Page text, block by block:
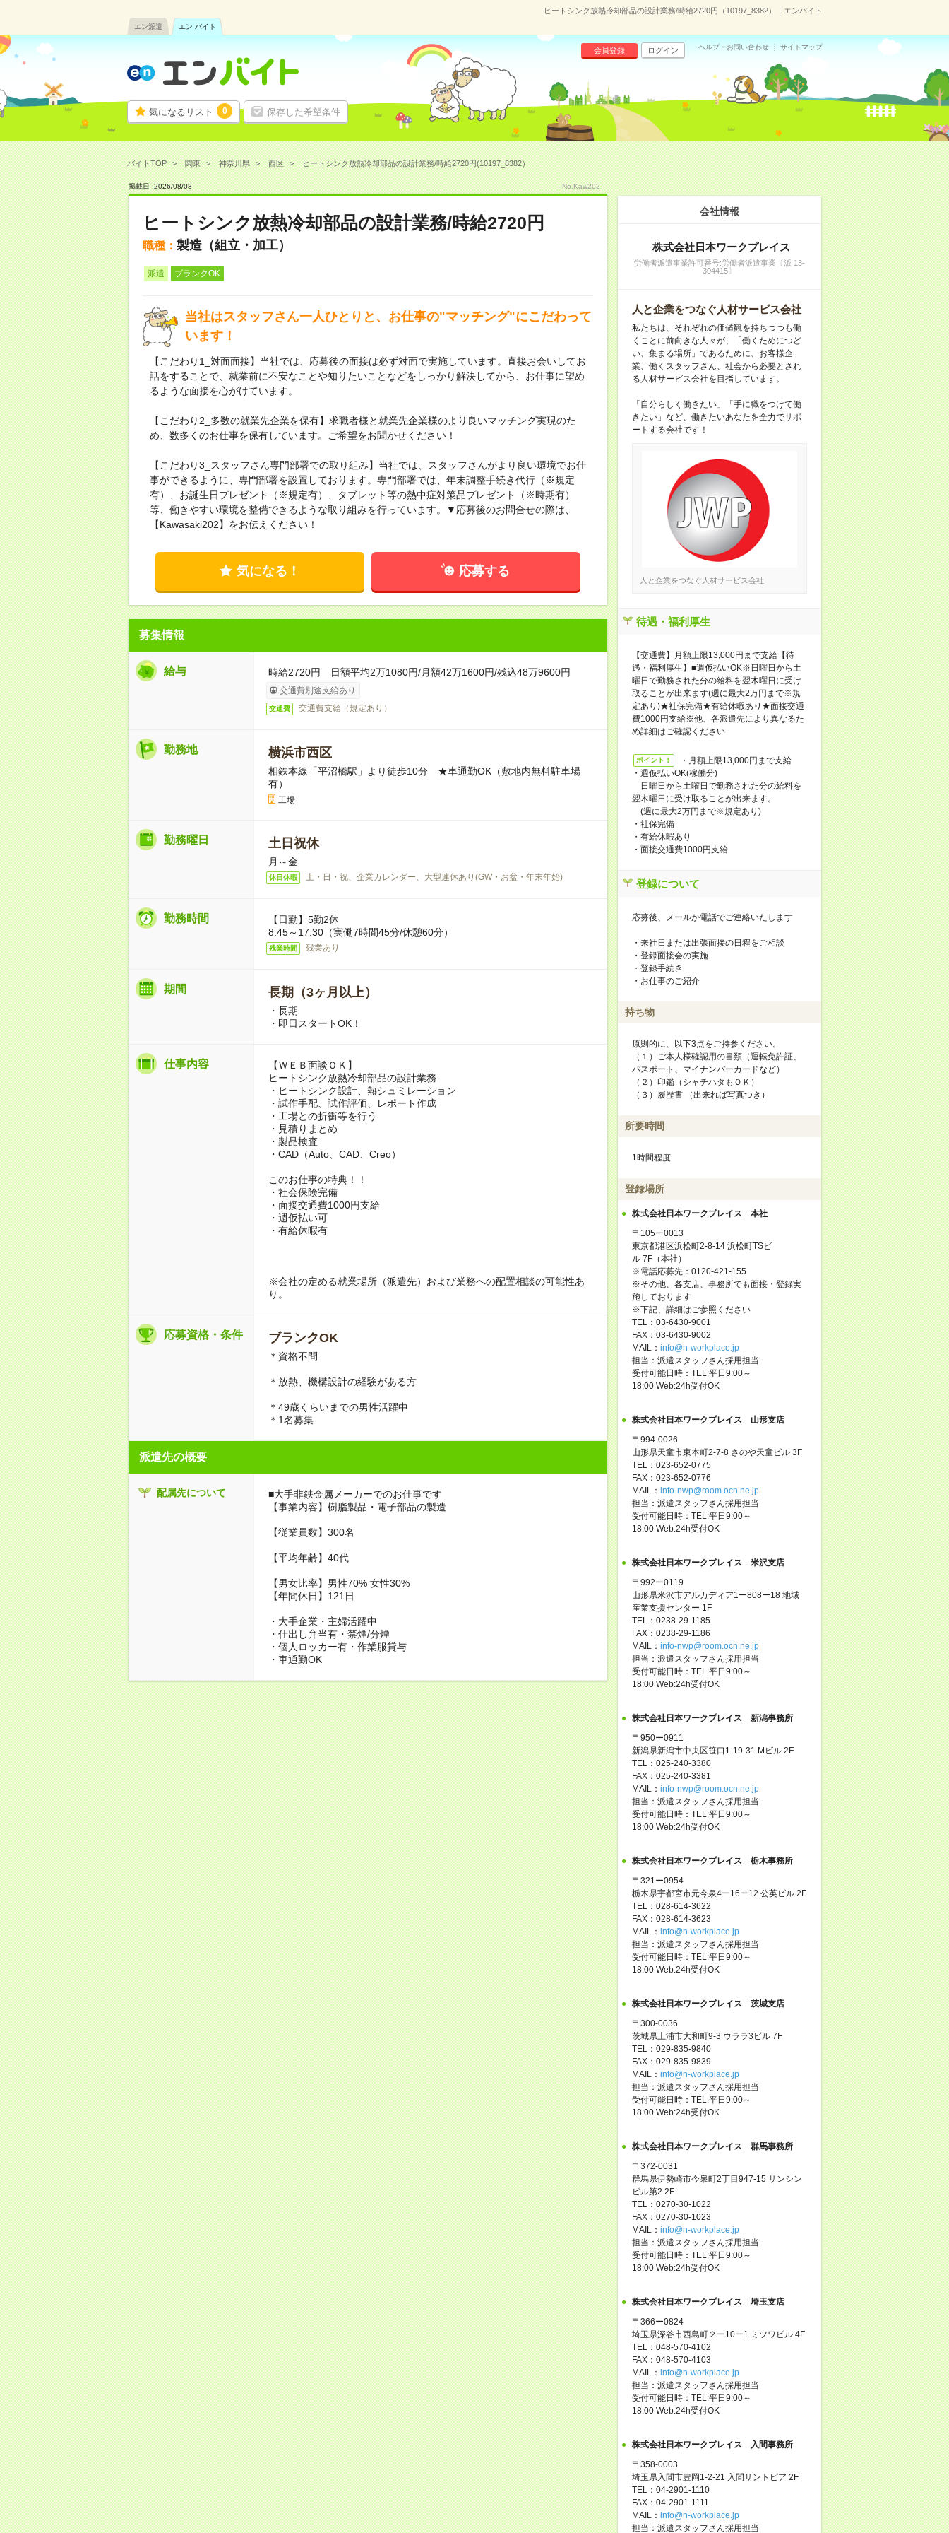
ヒートシンク放熱冷却部品の設計業務/時給2720円（10197_8382）｜エンバイト
エン派遣 エン バイト
気になるリスト 0 保存した希望条件
会員登録 ログイン ヘルプ・お問い合わせ サイトマップ
バイトTOP 関東 神奈川県 西区 ヒートシンク放熱冷却部品の設計業務/時給2720円(10197_8382）
掲載日 :2026/08/08 No.Kaw202
ヒートシンク放熱冷却部品の設計業務/時給2720円
職種： 製造（組立・加工）
派遣 ブランクOK
当社はスタッフさん一人ひとりと、お仕事の"マッチング"にこだわって
います！
【こだわり1_対面面接】当社では、応募後の面接は必ず対面で実施しています。直接お会いしてお
話をすることで、就業前に不安なことや知りたいことなどをしっかり解決してから、お仕事に望め
るような面接を心がけています。
【こだわり2_多数の就業先企業を保有】求職者様と就業先企業様のより良いマッチング実現のた
め、数多くのお仕事を保有しています。ご希望をお聞かせください！
【こだわり3_スタッフさん専門部署での取り組み】当社では、スタッフさんがより良い環境でお仕
事ができるように、専門部署を設置しております。専門部署では、年末調整手続き代行（※規定
有）、お誕生日プレゼント（※規定有）、タブレット等の熱中症対策品プレゼント（※時期有）
等、働きやすい環境を整備できるような取り組みを行っています。▼応募後のお問合せの際は、
【Kawasaki202】をお伝えください！
気になる！ 応募する
募集情報
給与 時給2720円 日額平均2万1080円/月額42万1600円/残込48万9600円
交通費別途支給あり
交通費 交通費支給（規定あり）
勤務地 横浜市西区
相鉄本線「平沼橋駅」より徒歩10分 ★車通勤OK（敷地内無料駐車場
有）
工場
勤務曜日 土日祝休
月～金
休日休暇 土・日・祝、企業カレンダー、大型連休あり(GW・お盆・年末年始)
勤務時間
【日勤】5勤2休
8:45～17:30（実働7時間45分/休憩60分）
残業時間 残業あり
期間 長期（3ヶ月以上）
・長期
・即日スタートOK！
仕事内容
【ＷＥＢ面談ＯＫ】
ヒートシンク放熱冷却部品の設計業務
・ヒートシンク設計、熱シュミレーション
・試作手配、試作評価、レポート作成
・工場との折衝等を行う
・見積りまとめ
・製品検査
・CAD（Auto、CAD、Creo）
このお仕事の特典！！
・社会保険完備
・面接交通費1000円支給
・週仮払い可
・有給休暇有
※会社の定める就業場所（派遣先）および業務への配置相談の可能性あ
り。
応募資格・条件 ブランクOK
＊資格不問
＊放熱、機構設計の経験がある方
＊49歳くらいまでの男性活躍中
＊1名募集
派遣先の概要
配属先について
■大手非鉄金属メーカーでのお仕事です
【事業内容】樹脂製品・電子部品の製造
【従業員数】300名
【平均年齢】40代
【男女比率】男性70% 女性30%
【年間休日】121日
・大手企業・主婦活躍中
・仕出し弁当有・禁煙/分煙
・個人ロッカー有・作業服貸与
・車通勤OK
会社情報
株式会社日本ワークプレイス
労働者派遣事業許可番号:労働者派遣事業〔派 13-
304415〕
人と企業をつなぐ人材サービス会社
私たちは、それぞれの価値観を持ちつつも働
くことに前向きな人々が、「働くためにつど
い、集まる場所」であるために、お客様企
業、働くスタッフさん、社会から必要とされ
る人材サービス会社を目指しています。
「自分らしく働きたい」「手に職をつけて働
きたい」など、働きたいあなたを全力でサポ
ートする会社です！
人と企業をつなぐ人材サービス会社
待遇・福利厚生
【交通費】月額上限13,000円まで支給【待
遇・福利厚生】■週仮払いOK※日曜日から土
曜日で勤務された分の給料を翌木曜日に受け
取ることが出来ます(週に最大2万円まで※規
定あり)★社保完備★有給休暇あり★面接交通
費1000円支給※他、各派遣先により異なるた
め詳細はご確認ください
ポイント！
・月額上限13,000円まで支給
・週仮払いOK(稼働分)
日曜日から土曜日で勤務された分の給料を
翌木曜日に受け取ることが出来ます。
(週に最大2万円まで※規定あり)
・社保完備
・有給休暇あり
・面接交通費1000円支給
登録について
応募後、メールか電話でご連絡いたします
・来社日または出張面接の日程をご相談
・登録面接会の実施
・登録手続き
・お仕事のご紹介
持ち物
原則的に、以下3点をご持参ください。
（１）ご本人様確認用の書類（運転免許証、
パスポート、マイナンバーカードなど）
（２）印鑑（シャチハタもＯＫ）
（３）履歴書 （出来れば写真つき）
所要時間
1時間程度
登録場所
株式会社日本ワークプレイス 本社
〒105ー0013
東京都港区浜松町2-8-14 浜松町TSビ
ル 7F（本社）
※電話応募先：0120-421-155
※その他、各支店、事務所でも面接・登録実
施しております
※下記、詳細はご参照ください
TEL：03-6430-9001
FAX：03-6430-9002
MAIL： info@n-workplace.jp
担当：派遣スタッフさん採用担当
受付可能日時：TEL:平日9:00～
18:00 Web:24h受付OK
株式会社日本ワークプレイス 山形支店
〒994-0026
山形県天童市東本町2-7-8 さのや天童ビル 3F
TEL：023-652-0775
FAX：023-652-0776
MAIL： info-nwp@room.ocn.ne.jp
担当：派遣スタッフさん採用担当
受付可能日時：TEL:平日9:00～
18:00 Web:24h受付OK
株式会社日本ワークプレイス 米沢支店
〒992ー0119
山形県米沢市アルカディア1ー808ー18 地域
産業支援センター 1F
TEL：0238-29-1185
FAX：0238-29-1186
MAIL： info-nwp@room.ocn.ne.jp
担当：派遣スタッフさん採用担当
受付可能日時：TEL:平日9:00～
18:00 Web:24h受付OK
株式会社日本ワークプレイス 新潟事務所
〒950ー0911
新潟県新潟市中央区笹口1-19-31 Mビル 2F
TEL：025-240-3380
FAX：025-240-3381
MAIL： info-nwp@room.ocn.ne.jp
担当：派遣スタッフさん採用担当
受付可能日時：TEL:平日9:00～
18:00 Web:24h受付OK
株式会社日本ワークプレイス 栃木事務所
〒321ー0954
栃木県宇都宮市元今泉4ー16ー12 公英ビル 2F
TEL：028-614-3622
FAX：028-614-3623
MAIL： info@n-workplace.jp
担当：派遣スタッフさん採用担当
受付可能日時：TEL:平日9:00～
18:00 Web:24h受付OK
株式会社日本ワークプレイス 茨城支店
〒300-0036
茨城県土浦市大和町9-3 ウララ3ビル 7F
TEL：029-835-9840
FAX：029-835-9839
MAIL： info@n-workplace.jp
担当：派遣スタッフさん採用担当
受付可能日時：TEL:平日9:00～
18:00 Web:24h受付OK
株式会社日本ワークプレイス 群馬事務所
〒372-0031
群馬県伊勢崎市今泉町2丁目947-15 サンシン
ビル第2 2F
TEL：0270-30-1022
FAX：0270-30-1023
MAIL： info@n-workplace.jp
担当：派遣スタッフさん採用担当
受付可能日時：TEL:平日9:00～
18:00 Web:24h受付OK
株式会社日本ワークプレイス 埼玉支店
〒366ー0824
埼玉県深谷市西島町２ー10ー1 ミツワビル 4F
TEL：048-570-4102
FAX：048-570-4103
MAIL： info@n-workplace.jp
担当：派遣スタッフさん採用担当
受付可能日時：TEL:平日9:00～
18:00 Web:24h受付OK
株式会社日本ワークプレイス 入間事務所
〒358-0003
埼玉県入間市豊岡1-2-21 入間サントピア 2F
TEL：04-2901-1110
FAX：04-2901-1111
MAIL： info@n-workplace.jp
担当：派遣スタッフさん採用担当